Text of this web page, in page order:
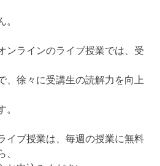
。
ンラインのライブ授業では、受
、徐々に受講生の読解力を向上
。
イブ授業は、毎週の授業に無料
、